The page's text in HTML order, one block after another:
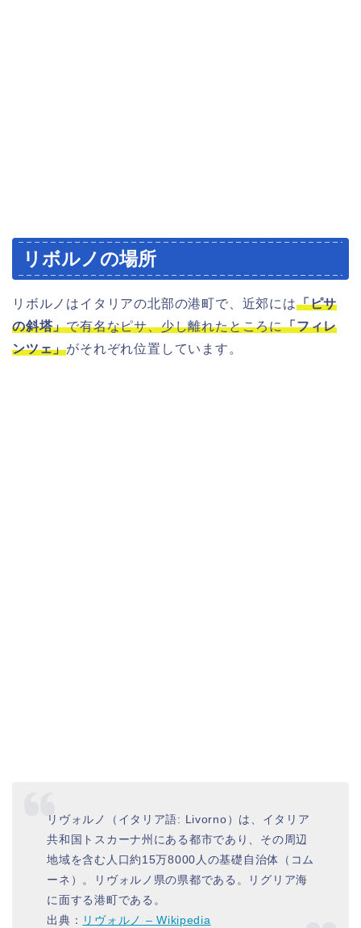
リボルノの場所
リボルノはイタリアの北部の港町で、近郊には「ピサ
の斜塔」で有名なピサ、少し離れたところに「フィレ
ンツェ」がそれぞれ位置しています。
リヴォルノ（イタリア語: Livorno）は、イタリア
共和国トスカーナ州にある都市であり、その周辺
地域を含む人口約15万8000人の基礎自治体（コム
ーネ）。リヴォルノ県の県都である。リグリア海
に面する港町である。
出典： リヴォルノ – Wikipedia